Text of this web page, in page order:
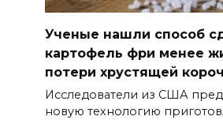
Ученые нашли способ
картофель фри менее
потери хрустящей
Исследователи из США
новую технологию